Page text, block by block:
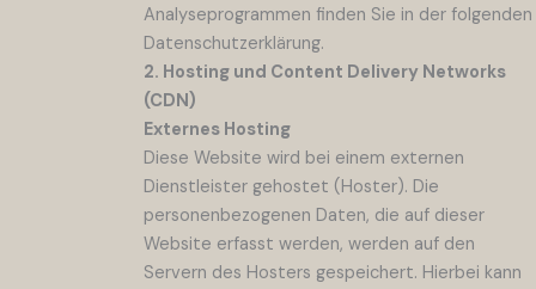
Analyseprogrammen finden Sie in der folgenden
Datenschutzerklärung.
2. Hosting und Content Delivery Networks
(CDN)
Externes Hosting
Diese Website wird bei einem externen
Dienstleister gehostet (Hoster). Die
personenbezogenen Daten, die auf dieser
Website erfasst werden, werden auf den
Servern des Hosters gespeichert. Hierbei kann